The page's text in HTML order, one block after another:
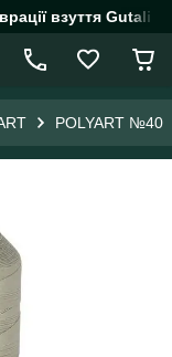
взуття
POLYART №40